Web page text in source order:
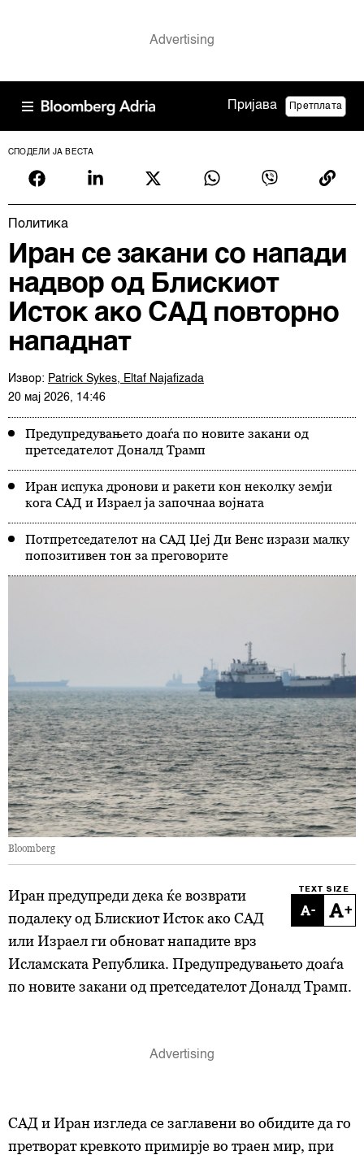
Пријава Претплата
СПОДЕЛИ ЈА ВЕСТА
Политика
Иран се закани со напади
надвор од Блискиот
Исток ако САД повторно
нападнат
Извор: Patrick Sykes, Eltaf Najafizada
20 мај 2026, 14:46
Предупредувањето доаѓа по новите закани од
претседателот Доналд Трамп
Иран испука дронови и ракети кон неколку земји
кога САД и Израел ја започнаа војната
Потпретседателот на САД Џеј Ди Венс изрази малку
попозитивен тон за преговорите
Bloomberg
TEXT SIZE
- +
Иран предупреди дека ќе возврати
подалеку од Блискиот Исток ако САД
или Израел ги обноват нападите врз
Исламската Република. Предупредувањето доаѓа
по новите закани од претседателот Доналд Трамп.
САД и Иран изгледа се заглавени во обидите да го
претворат кревкото примирје во траен мир, при